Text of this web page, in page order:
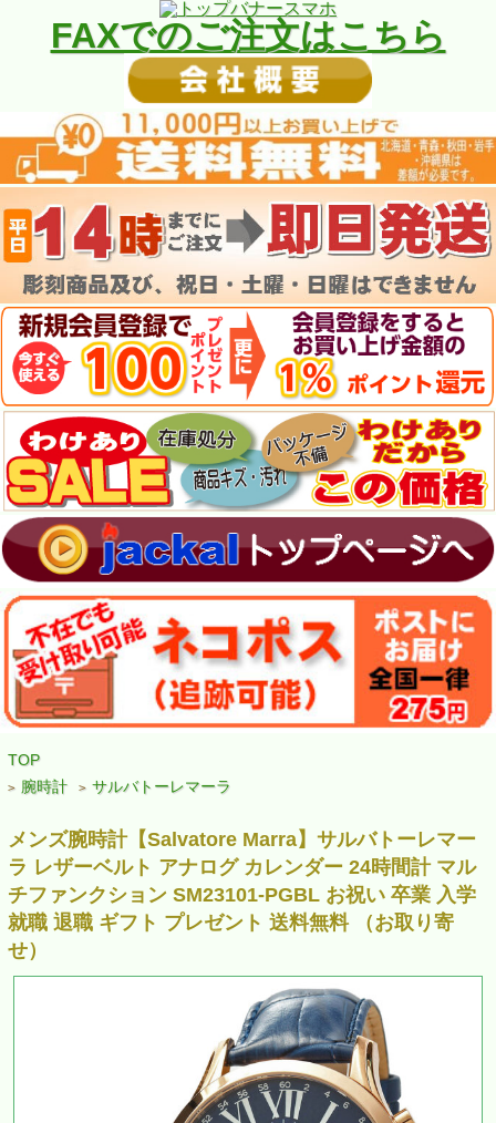
FAXでのご注文はこちら
TOP
> 腕時計 > サルバトーレマーラ
メンズ腕時計【Salvatore Marra】サルバトーレマー
ラ レザーベルト アナログ カレンダー 24時間計 マル
チファンクション SM23101-PGBL お祝い 卒業 入学
就職 退職 ギフト プレゼント 送料無料 （お取り寄
せ）